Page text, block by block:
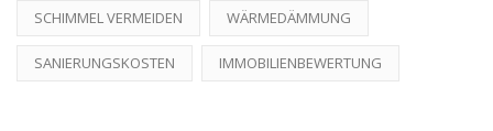
SCHIMMEL VERMEIDEN WÄRMEDÄMMUNG
SANIERUNGSKOSTEN IMMOBILIENBEWERTUNG